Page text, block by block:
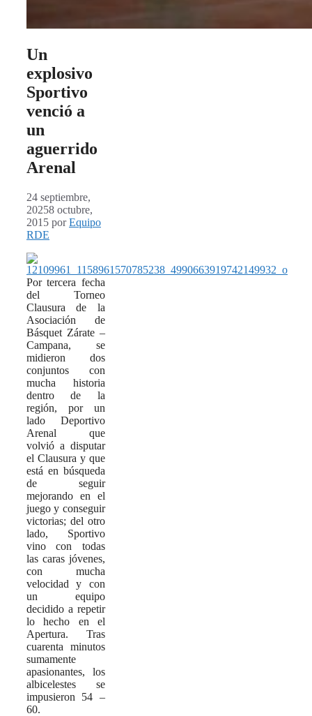
Un
explosivo
Sportivo
venció a
un
aguerrido
Arenal
24 septiembre,
20258 octubre,
2015 porEquipo
RDE
Por tercera fecha
del Torneo
Clausura de la
Asociación de
Básquet Zárate –
Campana, se
midieron dos
conjuntos con
mucha historia
dentro de la
región, por un
lado Deportivo
Arenal que
volvió a disputar
el Clausura y que
está en búsqueda
de seguir
mejorando en el
juego y conseguir
victorias; del otro
lado, Sportivo
vino con todas
las caras jóvenes,
con mucha
velocidad y con
un equipo
decidido a repetir
lo hecho en el
Apertura. Tras
cuarenta minutos
sumamente
apasionantes, los
albicelestes se
impusieron 54 –
60.